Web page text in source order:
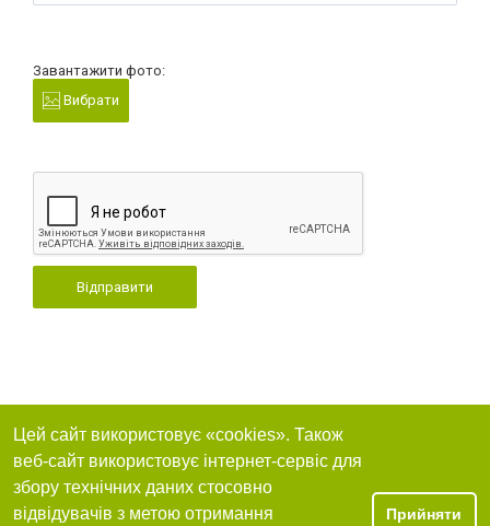
Завантажити фото:
Вибрати
Відправити
Цей сайт використовує «cookies». Також
веб-сайт використовує інтернет-сервіс для
збору технічних даних стосовно
відвідувачів з метою отримання
Прийняти